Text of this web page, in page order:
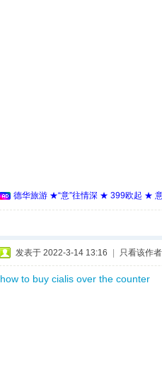
德华旅游 ★“意”往情深 ★ 399欧起 ★
发表于 2022-3-14 13:16 只看该作者
how to buy cialis over the counter